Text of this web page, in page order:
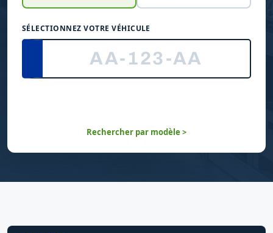
SÉLECTIONNEZ VOTRE VÉHICULE
Rechercher par modèle >